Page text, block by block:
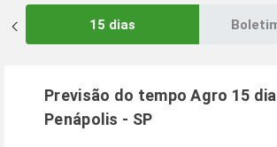
15 dias
Previsão do tempo Agro 15
Penápolis - SP